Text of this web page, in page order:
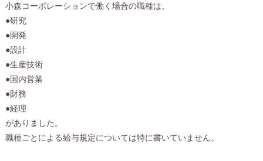
小森コーポレーションで働く場合の職種は、
●研究
●開発
●設計
●生産技術
●国内営業
●財務
●経理
がありました。
職種ごとによる給与規定については特に書いていません。